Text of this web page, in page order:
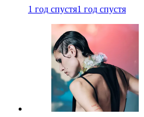
1 год спустя1 год спустя